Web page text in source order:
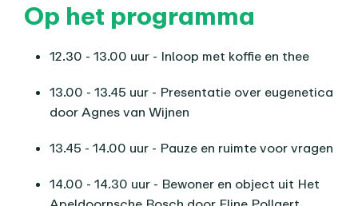
Op het programma
12.30 - 13.00 uur - Inloop met koffie en thee
13.00 - 13.45 uur - Presentatie over eugenetica
door Agnes van Wijnen
13.45 - 14.00 uur - Pauze en ruimte voor vragen
14.00 - 14.30 uur - Bewoner en object uit Het